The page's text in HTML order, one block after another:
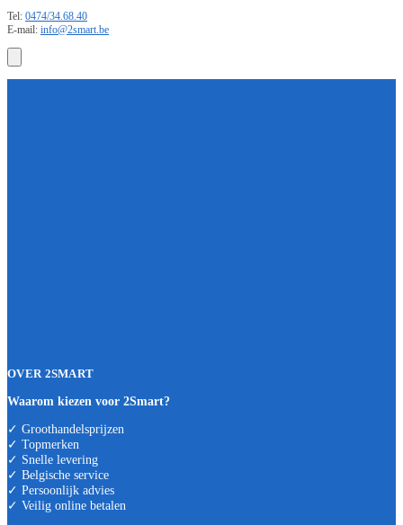
Tel: 0474/34.68.40
E-mail: info@2smart.be
OVER 2SMART
Waarom kiezen voor 2Smart?
✓ Groothandelsprijzen
✓ Topmerken
✓ Snelle levering
✓ Belgische service
✓ Persoonlijk advies
✓ Veilig online betalen